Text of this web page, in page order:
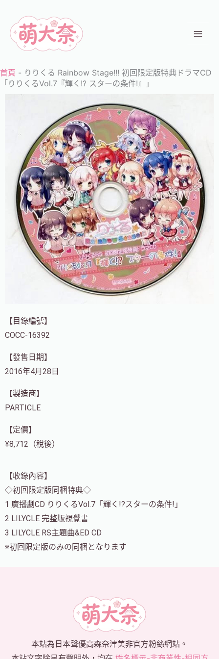
容
首頁 - りりくる Rainbow Stage!!! 初回限定版特典ドラマCD
「りりくるVol.7『輝く!? スターの条件!』」
【目錄編號】
COCC-16392
【發售日期】
2016年4月28日
【製造商】
PARTICLE
【定價】
¥8,712（稅後）
【收錄內容】
◇初回限定版同梱特典◇
1 廣播劇CD りりくるVol.7「輝く!?スターの条件!」
2 LILYCLE 完整版視覺書
3 LILYCLE RS主題曲&ED CD
※初回限定版のみの同梱となります
本站為日本聲優高森奈津美非官方粉絲網站。